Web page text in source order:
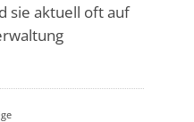
sie aktuell oft auf